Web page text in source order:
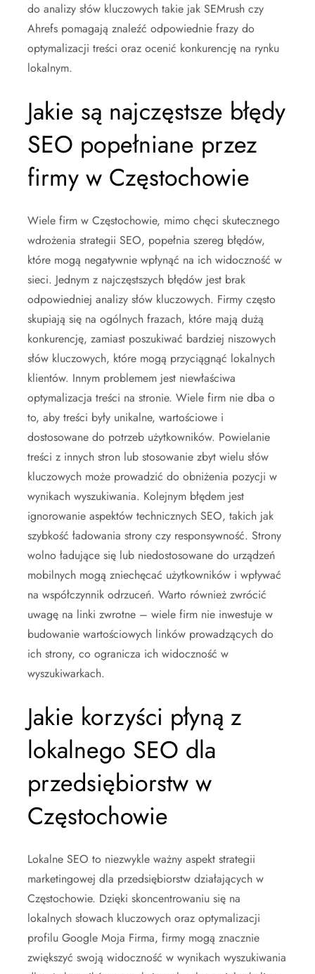
do analizy słów kluczowych takie jak SEMrush czy
Ahrefs pomagają znaleźć odpowiednie frazy do
optymalizacji treści oraz ocenić konkurencję na rynku
lokalnym.
Jakie są najczęstsze błędy
SEO popełniane przez
firmy w Częstochowie
Wiele firm w Częstochowie, mimo chęci skutecznego
wdrożenia strategii SEO, popełnia szereg błędów,
które mogą negatywnie wpłynąć na ich widoczność w
sieci. Jednym z najczęstszych błędów jest brak
odpowiedniej analizy słów kluczowych. Firmy często
skupiają się na ogólnych frazach, które mają dużą
konkurencję, zamiast poszukiwać bardziej niszowych
słów kluczowych, które mogą przyciągnąć lokalnych
klientów. Innym problemem jest niewłaściwa
optymalizacja treści na stronie. Wiele firm nie dba o
to, aby treści były unikalne, wartościowe i
dostosowane do potrzeb użytkowników. Powielanie
treści z innych stron lub stosowanie zbyt wielu słów
kluczowych może prowadzić do obniżenia pozycji w
wynikach wyszukiwania. Kolejnym błędem jest
ignorowanie aspektów technicznych SEO, takich jak
szybkość ładowania strony czy responsywność. Strony
wolno ładujące się lub niedostosowane do urządzeń
mobilnych mogą zniechęcać użytkowników i wpływać
na współczynnik odrzuceń. Warto również zwrócić
uwagę na linki zwrotne – wiele firm nie inwestuje w
budowanie wartościowych linków prowadzących do
ich strony, co ogranicza ich widoczność w
wyszukiwarkach.
Jakie korzyści płyną z
lokalnego SEO dla
przedsiębiorstw w
Częstochowie
Lokalne SEO to niezwykle ważny aspekt strategii
marketingowej dla przedsiębiorstw działających w
Częstochowie. Dzięki skoncentrowaniu się na
lokalnych słowach kluczowych oraz optymalizacji
profilu Google Moja Firma, firmy mogą znacznie
zwiększyć swoją widoczność w wynikach wyszukiwania